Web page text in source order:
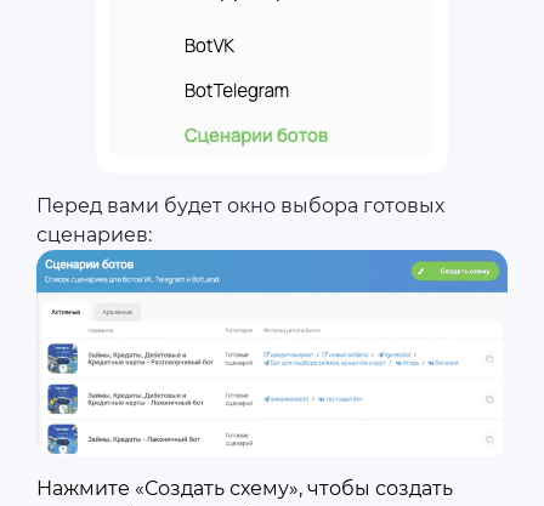
Перед вами будет окно выбора готовых
сценариев:
Нажмите «Создать схему», чтобы создать